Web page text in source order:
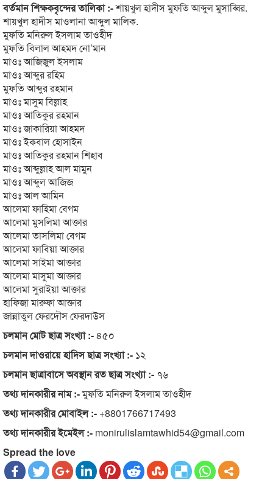
বর্তমান শিক্ষকবৃন্দের তালিকা :-শায়খুল হাদীস মুফতি আব্দুল মুসাব্বির.
শায়খুল হাদীস মাওলানা আব্দুল মালিক.
মুফতি মনিরুল ইসলাম তাওহীদ
মুফতি বিলাল আহমদ নো’মান
মাওঃ আজিজুল ইসলাম
মাওঃ আব্দুর রহিম
মুফতি আব্দুর রহমান
মাওঃ মাসুম বিল্লাহ
মাওঃ আতিকুর রহমান
মাওঃ জাকারিয়া আহমদ
মাওঃ ইকবাল হোসাইন
মাওঃ আতিকুর রহমান শিহাব
মাওঃ আব্দুল্লাহ আল মামুন
মাওঃ আব্দুল আজিজ
মাওঃ আল আমিন
আলেমা ফাহিমা বেগম
আলেমা মুসলিমা আক্তার
আলেমা তাসলিমা বেগম
আলেমা ফাবিয়া আক্তার
আলেমা সাইমা আক্তার
আলেমা মাসুমা আক্তার
আলেমা সুরাইয়া আক্তার
হাফিজা মারুফা আক্তার
জান্নাতুল ফেরদৌস ফেরদাউস
চলমান মোট ছাত্র সংখ্যা :-৪৫০
চলমান দাওরায়ে হাদিস ছাত্র সংখ্যা :- ১২
চলমান ছাত্রাবাসে অবস্থান রত ছাত্র সংখ্যা :- ৭৬
তথ্য দানকারীর নাম :-মুফতি মনিরুল ইসলাম তাওহীদ
তথ্য দানকারীর মোবাইল :- +8801766717493
তথ্য দানকারীর ইমেইল :- monirulislamtawhid54@gmail.com
Spread the love